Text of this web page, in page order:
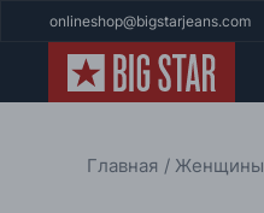
onlineshop@bigstarjeans.com
Главная Женщины